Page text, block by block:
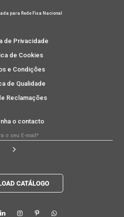
para Rede Fixa Nacional
de Privacidade
de Cookies
e Condições
de Qualidade
Reclamações
o contacto
CATÁLOGO